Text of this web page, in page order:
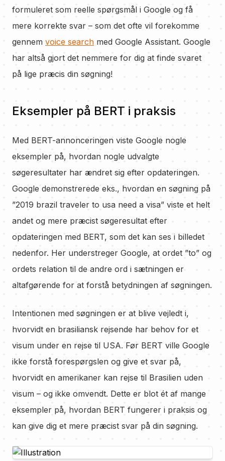
formuleret som reelle spørgsmål i Google og få
mere korrekte svar – som det ofte vil forekomme
gennem voice search med Google Assistant. Google
har altså gjort det nemmere for dig at finde svaret
på lige præcis din søgning!
Eksempler på BERT i praksis
Med BERT-annonceringen viste Google nogle
eksempler på, hvordan nogle udvalgte
søgeresultater har ændret sig efter opdateringen.
Google demonstrerede eks., hvordan en søgning på
”2019 brazil traveler to usa need a visa” viste et helt
andet og mere præcist søgeresultat efter
opdateringen med BERT, som det kan ses i billedet
nedenfor. Her understreger Google, at ordet ”to” og
ordets relation til de andre ord i sætningen er
altafgørende for at forstå betydningen af søgningen.
Intentionen med søgningen er at blive vejledt i,
hvorvidt en brasiliansk rejsende har behov for et
visum under en rejse til USA. Før BERT ville Google
ikke forstå forespørgslen og give et svar på,
hvorvidt en amerikaner kan rejse til Brasilien uden
visum – og ikke omvendt. Dette er blot ét af mange
eksempler på, hvordan BERT fungerer i praksis og
kan give dig et mere præcist svar på din søgning.